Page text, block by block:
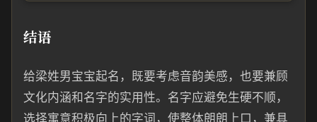
结语
给梁姓男宝宝起名，既要考虑音韵美感，也要兼顾
文化内涵和名字的实用性。名字应避免生硬不顺，
选择寓意积极向上的字词，使整体朗朗上口，兼具